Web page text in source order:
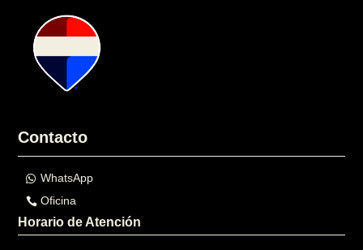
Contacto
WhatsApp
Oficina
Horario de Atención